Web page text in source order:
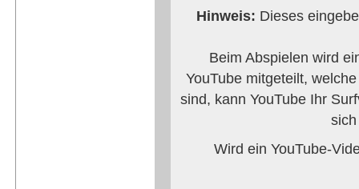
Hinweis: Dieses
Beim Abspielen wird
YouTube mitgeteilt,
sind, kann YouTube Ihr
Wird ein YouTube-